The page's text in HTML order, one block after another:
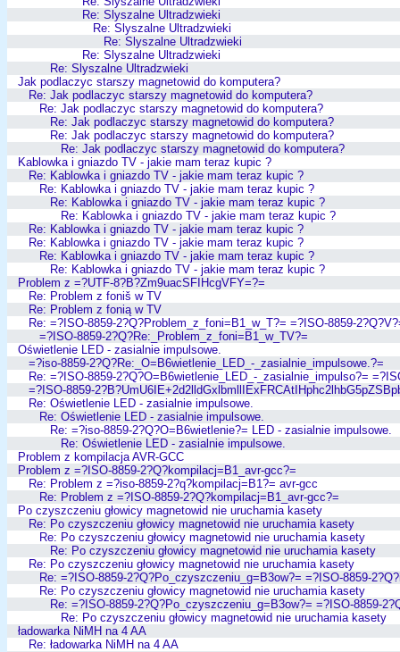
Re: Slyszalne Ultradzwieki
Re: Slyszalne Ultradzwieki
Re: Slyszalne Ultradzwieki
Re: Slyszalne Ultradzwieki
Re: Slyszalne Ultradzwieki
Jak podlaczyc starszy magnetowid do komputera?
Re: Jak podlaczyc starszy magnetowid do komputera?
Re: Jak podlaczyc starszy magnetowid do komputera?
Re: Jak podlaczyc starszy magnetowid do komputera?
Re: Jak podlaczyc starszy magnetowid do komputera?
Re: Jak podlaczyc starszy magnetowid do komputera?
Kablowka i gniazdo TV - jakie mam teraz kupic ?
Re: Kablowka i gniazdo TV - jakie mam teraz kupic ?
Re: Kablowka i gniazdo TV - jakie mam teraz kupic ?
Re: Kablowka i gniazdo TV - jakie mam teraz kupic ?
Re: Kablowka i gniazdo TV - jakie mam teraz kupic ?
Re: Kablowka i gniazdo TV - jakie mam teraz kupic ?
Re: Kablowka i gniazdo TV - jakie mam teraz kupic ?
Re: Kablowka i gniazdo TV - jakie mam teraz kupic ?
Re: Kablowka i gniazdo TV - jakie mam teraz kupic ?
Problem z =?UTF-8?B?Zm9uacSFIHcgVFY=?=
Re: Problem z foniš w TV
Re: Problem z fonią w TV
Re: =?ISO-8859-2?Q?Problem_z_foni=B1_w_T?= =?ISO-8859-
=?ISO-8859-2?Q?Re:_Problem_z_foni=B1_w_TV?=
Oświetlenie LED - zasialnie impulsowe.
=?iso-8859-2?Q?Re:_O=B6wietlenie_LED_-_zasialnie_impulsowe.?=
Re: =?ISO-8859-2?Q?O=B6wietlenie_LED_-_zasialnie_impulso?=
=?ISO-8859-
Re: Oświetlenie LED - zasialnie impulsowe.
Re: Oświetlenie LED - zasialnie impulsowe.
Re: =?iso-8859-2?Q?O=B6wietlenie?= LED - zasialnie impulsowe.
Re: Oświetlenie LED - zasialnie impulsowe.
Problem z kompilacja AVR-GCC
Problem z =?ISO-8859-2?Q?kompilacj=B1_avr-gcc?=
Re: Problem z =?iso-8859-2?q?kompilacj=B1?= avr-gcc
Re: Problem z =?ISO-8859-2?Q?kompilacj=B1_avr-gcc?=
Po czyszczeniu głowicy magnetowid nie uruchamia kasety
Re: Po czyszczeniu głowicy magnetowid nie uruchamia kasety
Re: Po czyszczeniu głowicy magnetowid nie uruchamia kasety
Re: Po czyszczeniu głowicy magnetowid nie uruchamia kasety
Re: Po czyszczeniu głowicy magnetowid nie uruchamia kasety
Re: =?ISO-8859-2?Q?Po_czyszczeniu_g=B3ow?= =?ISO-8859-
Re: Po czyszczeniu głowicy magnetowid nie uruchamia kasety
Re: =?ISO-8859-2?Q?Po_czyszczeniu_g=B3ow?= =?ISO-8859-
Re: Po czyszczeniu głowicy magnetowid nie uruchamia kasety
ładowarka NiMH na 4 AA
Re: ładowarka NiMH na 4 AA